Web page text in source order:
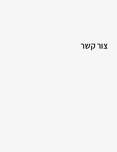
צור קשר